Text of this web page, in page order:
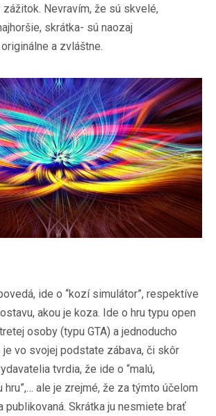
Nevravím, že sú skvelé,
skrátka- sú naozaj
a zvláštne.
ide o “kozí simulátor”, respektíve
akou je koza. Ide o hru typu open
osoby (typu GTA) a jednoducho
je vo svojej podstate zábava, či skôr
tvrdia, že ide o “malú,
hru”,… ale je zrejmé, že za týmto účelom
publikovaná. Skrátka ju nesmiete brať